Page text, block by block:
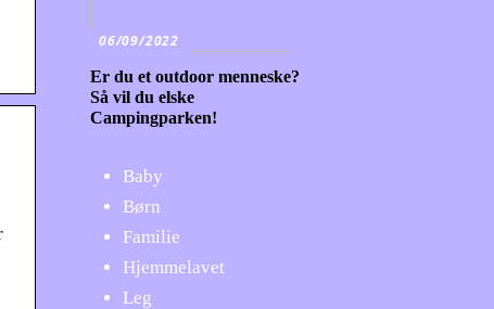
06/09/2022
Er du et outdoor menneske?
Så vil du elske
Campingparken!
Baby
Børn
Familie
Hjemmelavet
Leg